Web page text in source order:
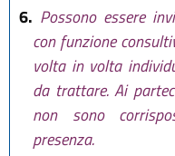
6. Possono essere
con funzione
volta in volta
da trattare. Ai
non sono
presenza.